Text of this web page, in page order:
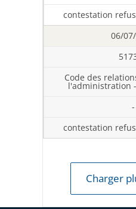
contestation
06/
Code des
l'administration
-
contestation
Charger